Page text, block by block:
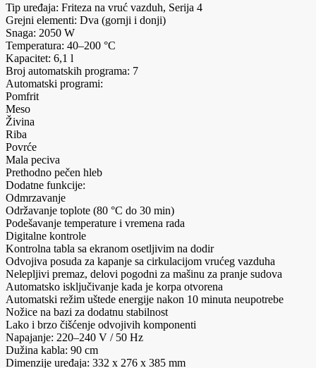
Tip uređaja: Friteza na vruć vazduh, Serija 4
Grejni elementi: Dva (gornji i donji)
Snaga: 2050 W
Temperatura: 40–200 °C
Kapacitet: 6,1 l
Broj automatskih programa: 7
Automatski programi:
Pomfrit
Meso
Živina
Riba
Povrće
Mala peciva
Prethodno pečen hleb
Dodatne funkcije:
Odmrzavanje
Održavanje toplote (80 °C do 30 min)
Podešavanje temperature i vremena rada
Digitalne kontrole
Kontrolna tabla sa ekranom osetljivim na dodir
Odvojiva posuda za kapanje sa cirkulacijom vrućeg vazduha
Nelepljivi premaz, delovi pogodni za mašinu za pranje sudova
Automatsko isključivanje kada je korpa otvorena
Automatski režim uštede energije nakon 10 minuta neupotrebe
Nožice na bazi za dodatnu stabilnost
Lako i brzo čišćenje odvojivih komponenti
Napajanje: 220–240 V / 50 Hz
Dužina kabla: 90 cm
Dimenzije uređaja: 332 x 276 x 385 mm